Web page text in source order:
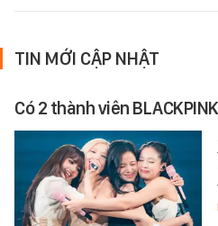
TIN MỚI CẬP NHẬT
Có 2 thành viên